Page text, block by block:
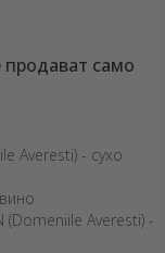
само
Averesti) - сухо
(Domeniile Averesti) -